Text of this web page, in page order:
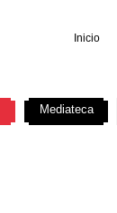
Inicio
Mediateca